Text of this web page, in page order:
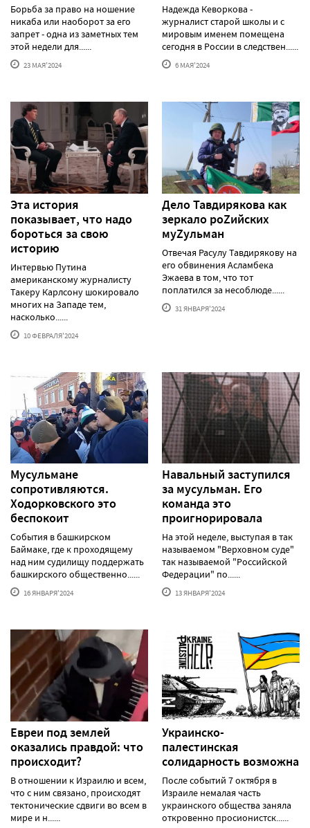
Борьба за право на ношение
никаба или наоборот за его
запрет - одна из заметных тем
этой недели для......
23 МАЯ'2024
Надежда Кеворкова -
журналист старой школы и с
мировым именем помещена
сегодня в России в следствен......
6 МАЯ'2024
Эта история
показывает, что надо
бороться за свою
историю
Интервью Путина
американскому журналисту
Такеру Карлсону шокировало
многих на Западе тем,
насколько......
10 ФЕВРАЛЯ'2024
Дело Тавдирякова как
зеркало роZийских
муZульман
Отвечая Расулу Тавдирякову на
его обвинения Асламбека
Эжаева в том, что тот
поплатился за несоблюде......
31 ЯНВАРЯ'2024
Мусульмане
сопротивляются.
Ходорковского это
беспокоит
События в башкирском
Баймаке, где к проходящему
над ним судилищу поддержать
башкирского общественно......
16 ЯНВАРЯ'2024
Навальный заступился
за мусульман. Его
команда это
проигнорировала
На этой неделе, выступая в так
называемом "Верховном суде"
так называемой "Российской
Федерации" по......
13 ЯНВАРЯ'2024
Евреи под землей
оказались правдой: что
происходит?
В отношении к Израилю и всем,
что с ним связано, происходят
тектонические сдвиги во всем в
мире и н......
Украинско-
палестинская
солидарность возможна
После событий 7 октября в
Израиле немалая часть
украинского общества заняла
откровенно просионистск......